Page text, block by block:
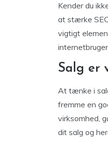
Kender du
at stærke
vigtigt
Salg er
At tænke i
fremme en
virksomhed,
dit salg og